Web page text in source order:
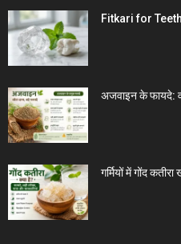
Fitkari for
अजवाइन के फायदे:
गर्मियों में गोंद